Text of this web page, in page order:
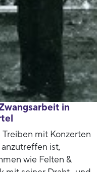
in
mit Konzerten
ist,
wie Felten &